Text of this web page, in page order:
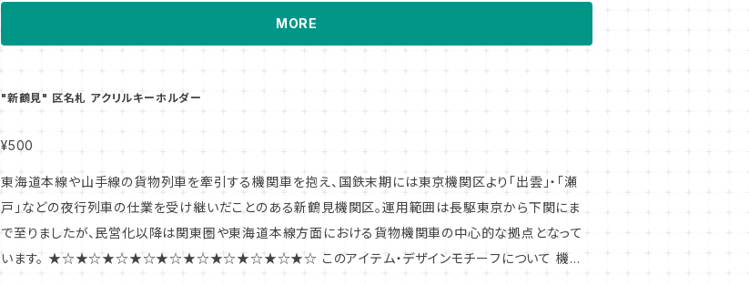
機関車の所属している基地を判別するために、機関車のボディには必ず「区名札」が差し込まれていま
す。 機関車を保有している会社の別はもちろんのこと、そのスペックや運用目的に応じて所属基地もまち
区名札とその札差しをイメージしたアクリルキーホルダーをご用意しました。お気に入りの1枚をぜひ探
物 #ブルーサンダー #桃太郎
MORE
"新鶴見" 区名札 アクリルキーホルダー
¥500
東海道本線や山手線の貨物列車を牽引する機関車を抱え、国鉄末期には東京機関区より「出雲」・「瀬
戸」などの夜行列車の仕業を受け継いだことのある新鶴見機関区。運用範囲は長駆東京から下関にま
で至りましたが、民営化以降は関東圏や東海道本線方面における貨物機関車の中心的な拠点となって
います。 ★☆★☆★☆★☆★☆★☆★☆★☆★☆★☆ このアイテム・デザインモチーフについて 機関